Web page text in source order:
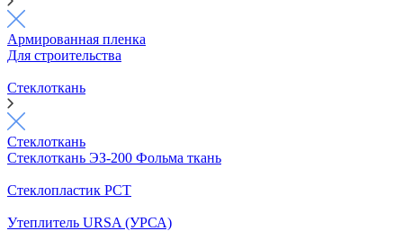
Армированная пленка
Для строительства
Стеклоткань
Стеклоткань
Стеклоткань ЭЗ-200 Фольма ткань
Стеклопластик РСТ
Утеплитель URSA (УРСА)